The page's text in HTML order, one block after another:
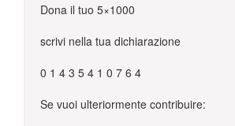
ore 21:30 - “Gallicchio in musica” –
ore 20:00 - Festa della Pasta come si
ore 21:30 - “Gallicchio in musica” I
Dona il tuo 5×1000
scrivi nella tua dichiarazione
0 1 4 3 5 4 1 0 7 6 4
Se vuoi ulteriormente contribuire: